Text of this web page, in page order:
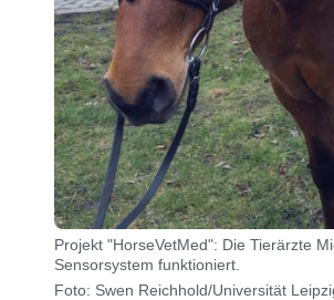
Projekt "HorseVetMed": Die Tierärzte
Sensorsystem funktioniert.
Foto: Swen Reichhold/Universität